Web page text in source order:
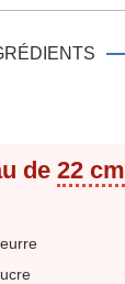
de 22 cm